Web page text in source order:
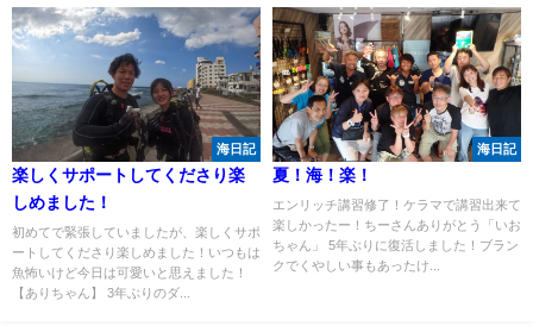
海日記
楽しくサポートしてくださり楽
しめました！
初めてで緊張していましたが、楽しくサポ
ートしてくださり楽しめました！いつもは
魚怖いけど今日は可愛いと思えました！
【ありちゃん】 3年ぶりのダ...
海日記
夏！海！楽！
エンリッチ講習修了！ケラマで講習出来て
楽しかったー！ちーさんありがとう「いお
ちゃん」 5年ぶりに復活しました！ブラン
クでくやしい事もあったけ...